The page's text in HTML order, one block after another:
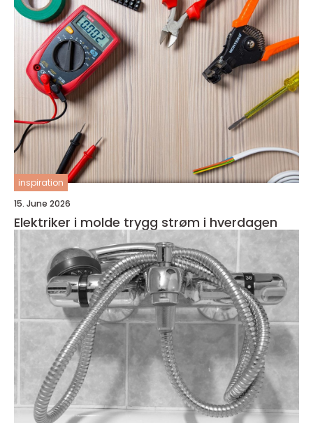
inspiration
15. June 2026
Elektriker i molde trygg strøm i hverdagen